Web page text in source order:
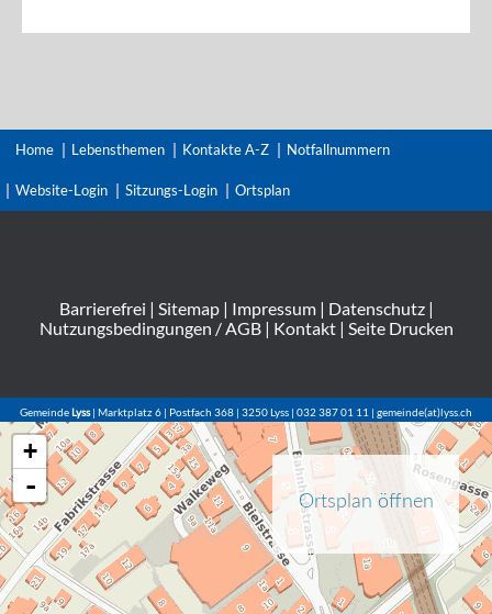
Home Lebensthemen Kontakte A-Z Notfallnummern
Website-Login Sitzungs-Login Ortsplan
Barrierefrei | Sitemap| Impressum| Datenschutz|
Nutzungsbedingungen / AGB| Kontakt| Seite Drucken
GemeindeLyss| Marktplatz 6 | Postfach 368 | 3250 Lyss | 032 387 01 11 | gemeinde(at)lyss.ch